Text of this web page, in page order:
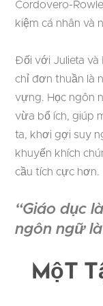
Cordovero-
kiệm cá nhân và
Đối với Julieta và
chỉ đơn thuần là
vựng. Học ngôn
vừa bổ ích, giúp
ta, khơi gợi suy
khuyến khích
cầu tích cực hơn.
“Giáo dục
ngôn ngữ
Một